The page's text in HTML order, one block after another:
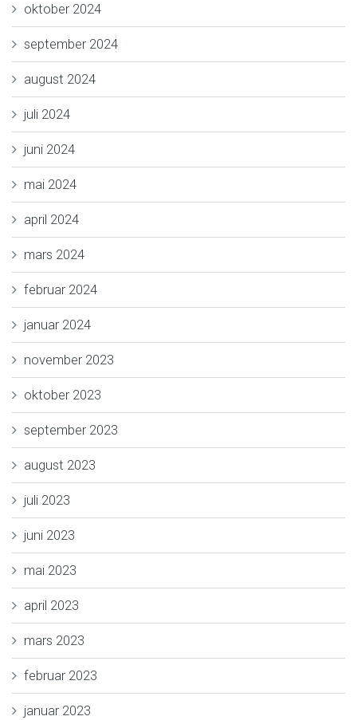
oktober 2024
september 2024
august 2024
juli 2024
juni 2024
mai 2024
april 2024
mars 2024
februar 2024
januar 2024
november 2023
oktober 2023
september 2023
august 2023
juli 2023
juni 2023
mai 2023
april 2023
mars 2023
februar 2023
januar 2023